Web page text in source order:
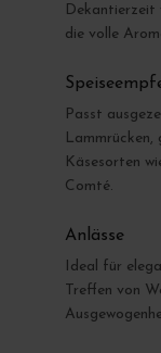
Dekantierzeit
die volle
Passt
Lammrücken,
Käsesorten
Comté.
Anlässe
Ideal für
Treffen von